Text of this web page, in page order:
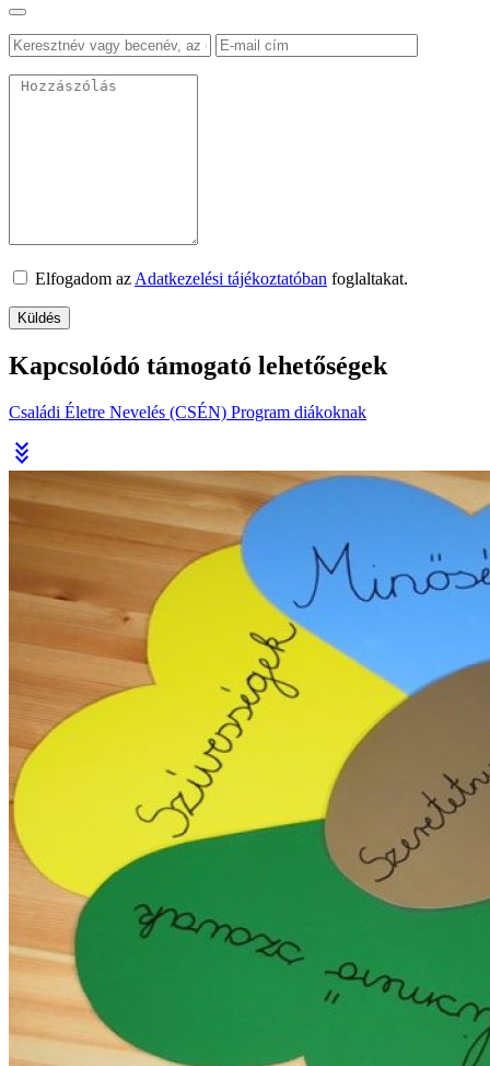
Elfogadom az Adatkezelési tájékoztatóban foglaltakat.
Kapcsolódó támogató lehetőségek
Családi Életre Nevelés (CSÉN) Program diákoknak
stat_minus_3